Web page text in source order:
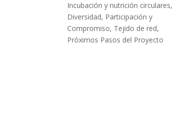
Incubación y nutrición circulares,
Diversidad, Participación y
Compromiso, Tejido de red,
Próximos Pasos del Proyecto